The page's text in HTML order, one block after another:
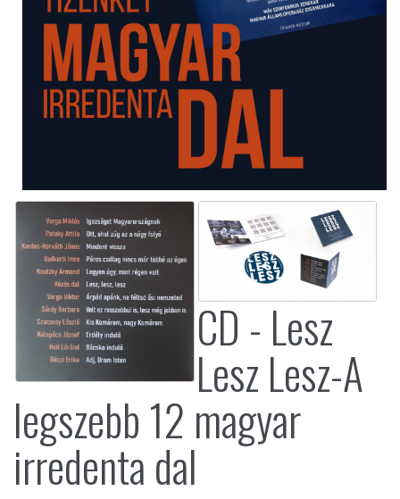
CD - Lesz
Lesz Lesz-A
legszebb 12 magyar
irredenta dal